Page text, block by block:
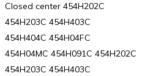
Closed center 454H202C
454H203C 454H403C
454H404C 454H04FC
454H04MC 454H091C 454H202C
454H203C 454H403C